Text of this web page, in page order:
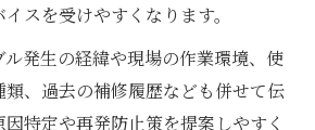
スを受けやすくなります。
発生の経緯や現場の作業環境、使
、過去の補修履歴なども併せて伝
特定や再発防止策を提案しやすく